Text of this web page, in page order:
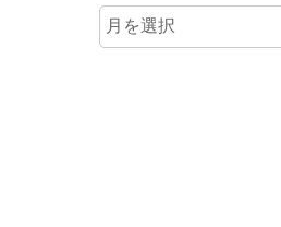
ア
ー